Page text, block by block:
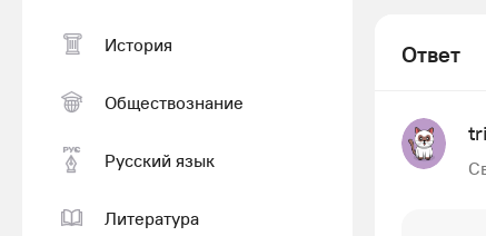
История
Обществознание
Русский язык
Литература
Ответ